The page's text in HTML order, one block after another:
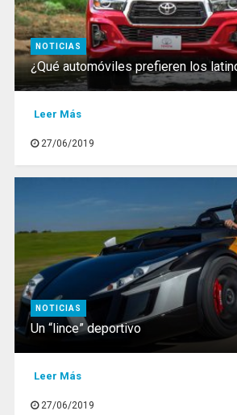
NOTICIAS
¿Qué automóviles prefieren los
Leer Más
27/06/2019
NOTICIAS
Un “lince” deportivo
Leer Más
27/06/2019